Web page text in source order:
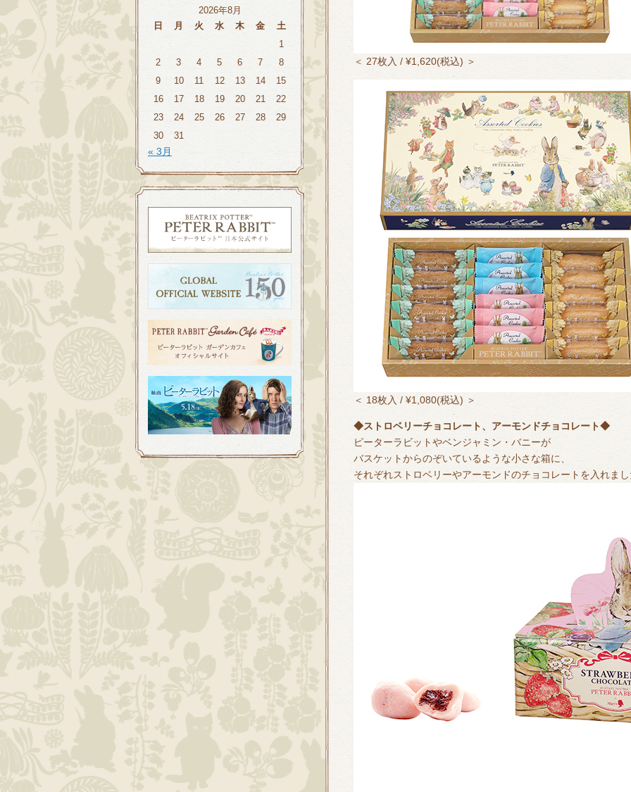
2026年8月
日
月 火 水 木 金
土
1
2
3 4 5 6 7
8
9
10 11 12 13 14
15
16
17 18 19 20 21
22
23
24 25 26 27 28
29
30
31
« 3月
＜ 27枚入 / ¥1,620(税込) ＞
＜ 18枚入 / ¥1,080(税込) ＞
◆ストロベリーチョコレート、アーモンドチョコレート◆
ピーターラビットやベンジャミン・バニーが
バスケットからのぞいているような小さな箱に、
それぞれストロベリーやアーモンドのチョコレートを入れま